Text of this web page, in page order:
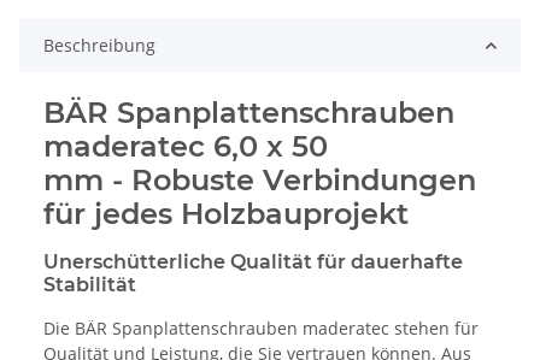
Beschreibung
BÄR Spanplattenschrauben
maderatec 6,0 x 50
mm - Robuste Verbindungen
für jedes Holzbauprojekt
Unerschütterliche Qualität für dauerhafte
Stabilität
Die BÄR Spanplattenschrauben maderatec stehen für
Qualität und Leistung, die Sie vertrauen können. Aus